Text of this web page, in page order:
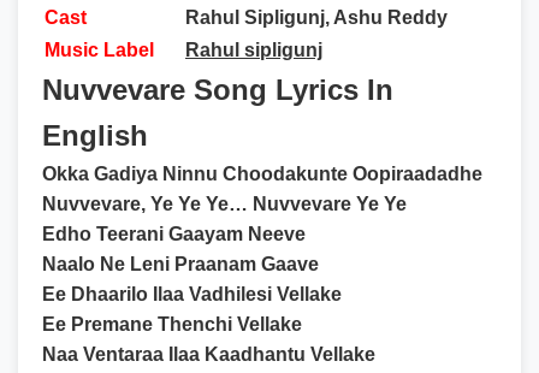
Cast
Rahul Sipligunj, Ashu Reddy
Music Label
Rahul sipligunj
Nuvvevare Song Lyrics In
English
Okka Gadiya Ninnu Choodakunte Oopiraadadhe
Nuvvevare, Ye Ye Ye… Nuvvevare Ye Ye
Edho Teerani Gaayam Neeve
Naalo Ne Leni Praanam Gaave
Ee Dhaarilo Ilaa Vadhilesi Vellake
Ee Premane Thenchi Vellake
Naa Ventaraa Ilaa Kaadhantu Vellake